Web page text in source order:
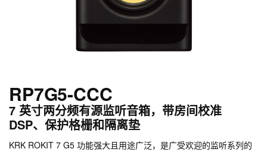
RP7G5-CCC
7 英寸两分频有源监听音箱，带房间校准
DSP、保护格栅和隔离垫
KRK ROKIT 7 G5 功能强大且用途广泛，是广受欢迎的监听系列的